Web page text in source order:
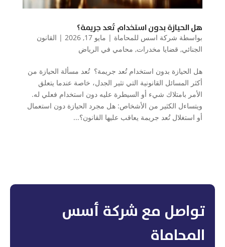
هل الحيازة بدون استخدام تُعد جريمة؟
بواسطة شركة اسس للمحاماة | مايو 17, 2026 | القانون
الجنائي, قضايا مخدرات, محامي في الرياض
هل الحيازة بدون استخدام تُعد جريمة؟ تُعد مسألة الحيازة من
أكثر المسائل القانونية التي تثير الجدل، خاصة عندما يتعلق
الأمر بامتلاك شيء أو السيطرة عليه دون استخدام فعلي له.
ويتساءل الكثير من الأشخاص: هل مجرد الحيازة دون استعمال
أو استغلال تُعد جريمة يعاقب عليها القانون؟...
تواصل مع شركة أسس
المحاماة